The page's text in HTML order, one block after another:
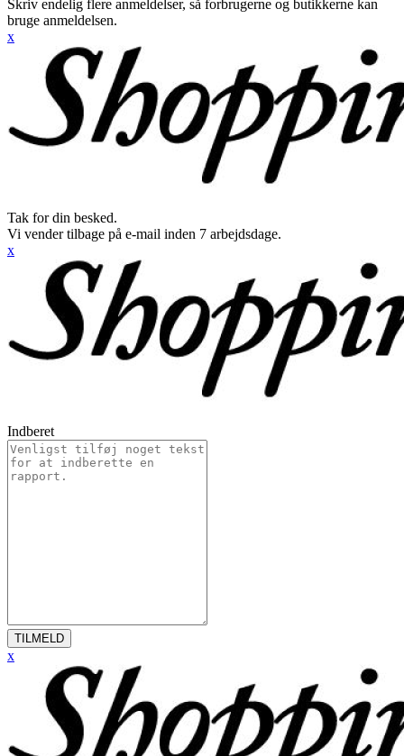
Skriv endelig flere anmeldelser, så forbrugerne og butikkerne kan
bruge anmeldelsen.
x
Tak for din besked.
Vi vender tilbage på e-mail inden 7 arbejdsdage.
x
Indberet
TILMELD
x